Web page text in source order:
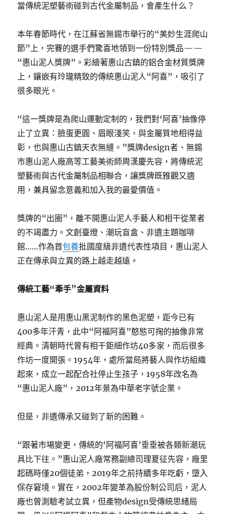
當傳統泥塑藝術碰到古代金屬制品，會產生什么？
本年春節時代，在江蘇省無錫市舉行的“美妙生涯爬山
節”上，完賽的選手們驚喜地領到一份特別獎品——
“惠山泥人獎牌”。彩繪著惠山古鎮的鋁合金材質獎牌
上，鑲嵌有玲瓏精致的傳統惠山泥人“阿喜”，吸引了
很多眼光。
“這一獎牌是為爬山運動定制的，我們對‘阿喜’抽像停
止了立異：臉蛋更圓、眉眼淺笑，與金屬質地相得益
彰，也與惠山古鎮天衣無縫。”獎牌design者、無錫
市惠山泥人廠高等工藝美術師周漢慶先容，將傳統泥
塑藝術與古代金屬制品相聯合，讓獎牌既雅觀又適
用，兼具留念意義和加入我的最愛價值。
獎牌的“出圈”，離不開惠山泥人手藝人和相干從業者
的不竭盡力。文創臺燈、潮玩盲盒、非遺主題咖啡
館……作為首包養批國度級非遺代表性項目，惠山泥人
正在傳承與立異的路上越走越遠。
傳統工藝“牽手”金屬資料
惠山泥人是用惠山黑泥制作的黑色泥塑，距今已有
400多年汗青，此中“阿福阿喜”憨態可掬的抽像非常
經典。清朝時代曾有相干鉅細作坊40多家，而后很多
作坊一度開張。1954年，處所當局將藝人與作坊組織
起來，成立一起配合社停止生孩子，1958年改名為
“惠山泥人廠”，2012年景為中華老字號企業。
但是，非遺傳承又碰到了新的困難。
“跟著市場變更，傳統的‘阿福阿喜’垂垂被各類新潮玩
具比下往。”惠山泥人廠常務副總司理夏征先容，廠里
起碼時僅20個徒弟，2019年之前持續多年吃虧，墮入
保存窘境。實在，2002年變革為股份制公司后，泥人
廠也曾測驗考試立異，但產物design受傳統思緒局